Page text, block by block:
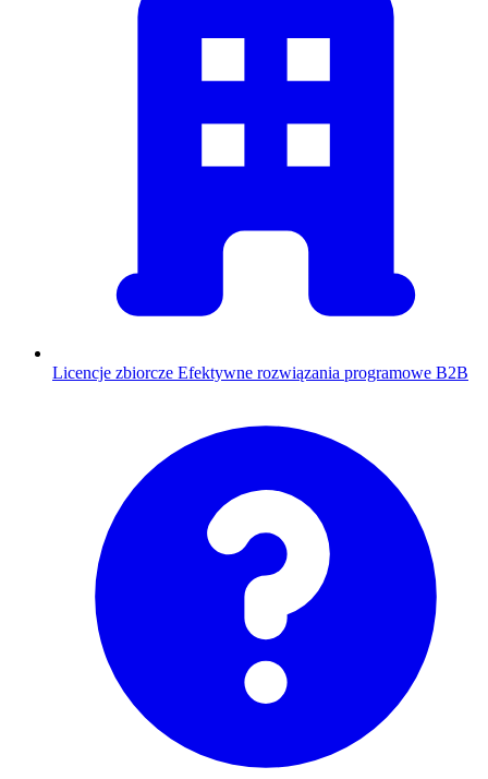
Licencje zbiorcze Efektywne rozwiązania programowe B2B